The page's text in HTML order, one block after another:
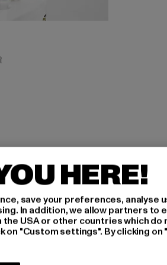
EUR
Aktionspreis: 79,99 EUR
HERE!
save your preferences, analyse
In addition, we allow partners to
USA or other countries which do
"Custom settings". By clicking